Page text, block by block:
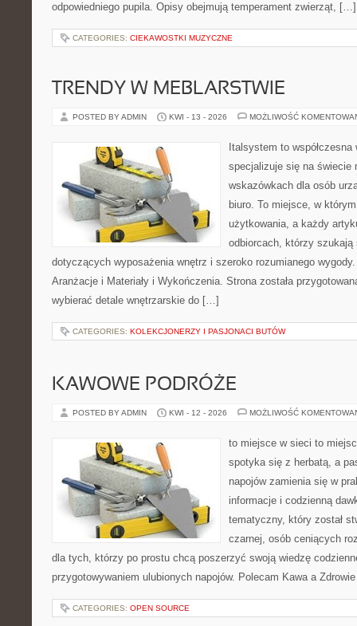
odpowiedniego pupila. Opisy obejmują temperament zwierząt, […]
CATEGORIES: CIEKAWOSTKI MUZYCZNE
TRENDY W MEBLARSTWIE
POSTED BY ADMIN KWI - 13 - 2026 MOŻLIWOŚĆ
Italsystem to
specjalizuje się na świecie
wskazówkach dla osób
biuro. To miejsce, w
użytkowania, a każdy
odbiorcach, którzy szukają
dotyczących wyposażenia wnętrz i szeroko rozumianego
Aranżacje i Materiały i Wykończenia. Strona została
wybierać detale wnętrzarskie do […]
CATEGORIES: KOLEKCJONERZY I PASJONACI BUTÓW
KAWOWE PODRÓŻE
POSTED BY ADMIN KWI - 12 - 2026 MOŻLIWOŚĆ
to miejsce w sieci to
spotyka się z herbatą, a
napojów zamienia się w
informacje i codzienną
tematyczny, który został
czarnej, osób ceniących
dla tych, którzy po prostu chcą poszerzyć swoją wiedzę
przygotowywaniem ulubionych napojów. Polecam Kawa a
CATEGORIES: OPEN SOURCE